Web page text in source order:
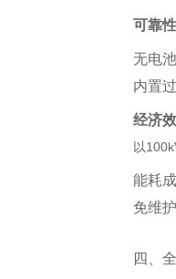
可靠
无电
内置
经济
以
能耗
免维
四、